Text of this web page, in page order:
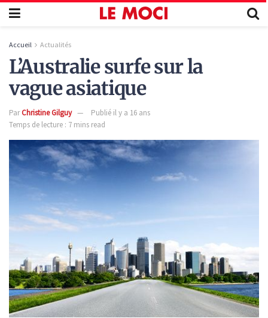
Accueil Actualités
L’Australie surfe sur la
vague asiatique
ParChristine Gilguy
Publié il y a 16 ans
Temps de lecture : 7 mins read